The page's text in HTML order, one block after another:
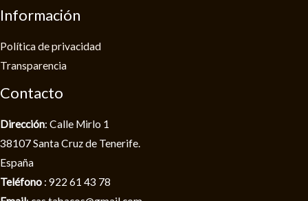
Información
Política de privacidad​
Transparencia
Contacto
Dirección: Calle Mirlo 1
38107 Santa Cruz de Tenerife.
España
Teléfono : 922 61 43 78